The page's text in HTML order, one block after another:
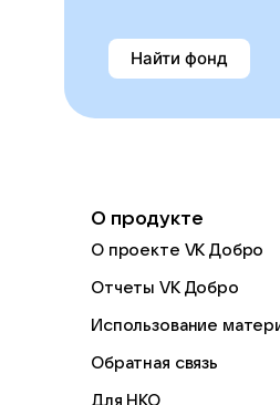
Найти фонд
О продукте
О проекте VK Добро
Отчеты VK Добро
Использование
Обратная связь
Для НКО